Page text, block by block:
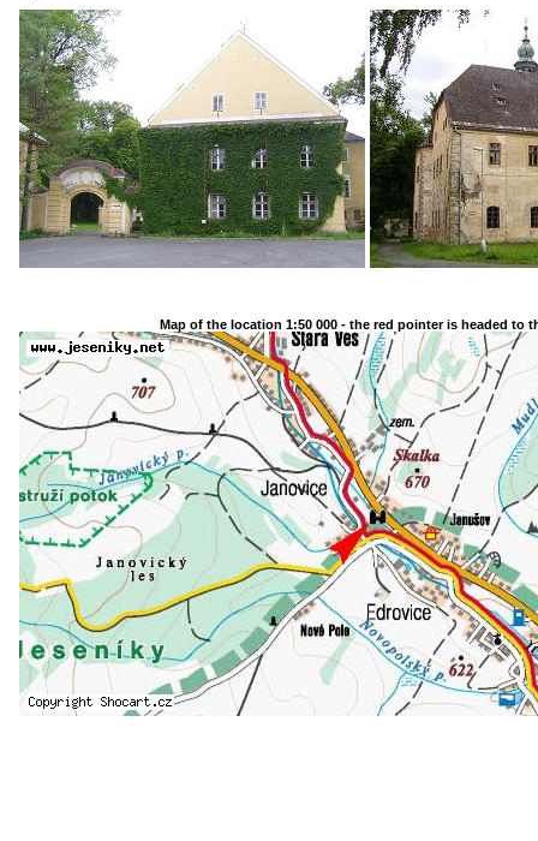
Map of the location 1:50 000 - the red pointer is headed to